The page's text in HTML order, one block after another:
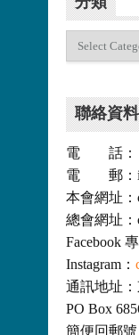
聯絡資料
電 話：（
電 郵：
本會網址：
總會網址：
Facebook
Instagram：
通訊地址
PO Box
簡便回郵號